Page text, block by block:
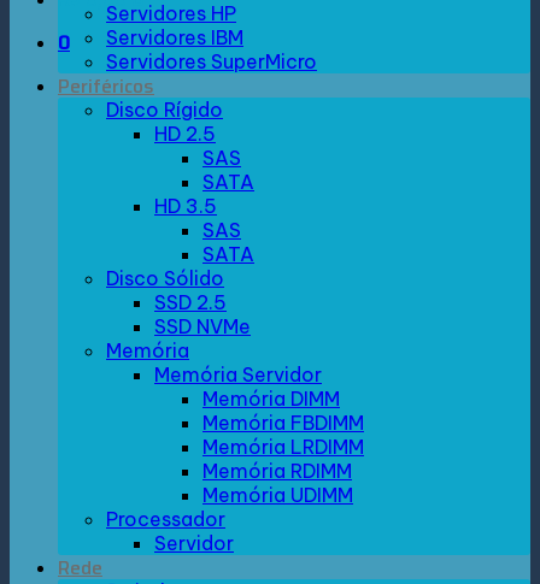
0
Servidores HP
Servidores IBM
Servidores SuperMicro
Periféricos
Disco Rígido
HD 2.5
SAS
SATA
HD 3.5
SAS
SATA
Disco Sólido
SSD 2.5
SSD NVMe
Memória
Memória Servidor
Memória DIMM
Memória FBDIMM
Memória LRDIMM
Memória RDIMM
Memória UDIMM
Processador
Servidor
Rede